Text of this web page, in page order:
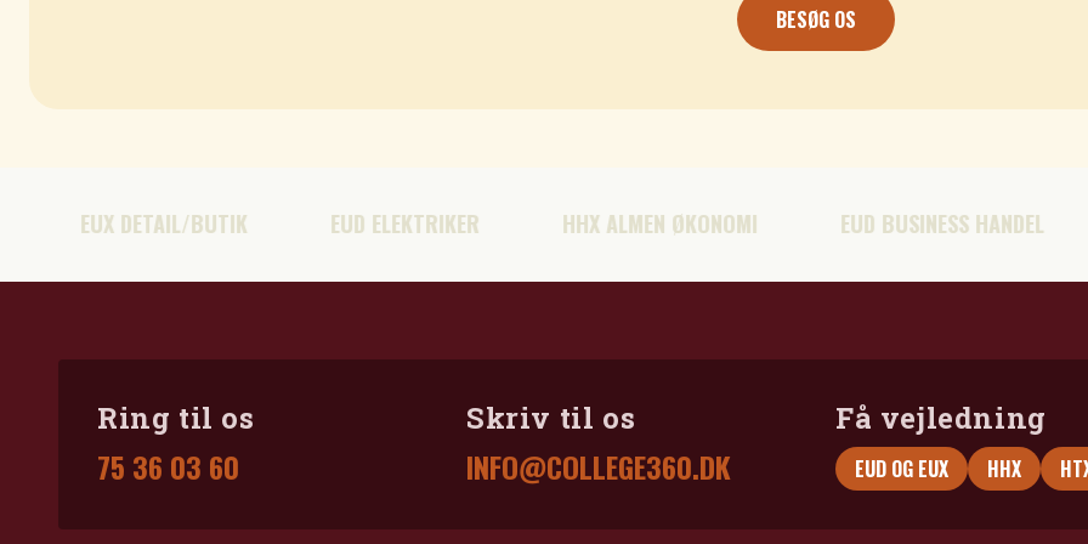
BESØG OS
EUX DETAIL/BUTIK EUD ELEKTRIKER HHX ALMEN ØKONOMI EUD BUSINESS HANDEL
Ring til os
75 36 03 60
Skriv til os
INFO@COLLEGE360.DK
Få vejledning
EUD OG EUX HHX